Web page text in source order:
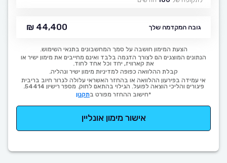
גובה המקדמה שלך 44,400 ₪
הצעת המימון חושבה על סמך המחשבונים בתנאי השימוש.
הנתונים המוצגים הם לצורך הדגמה בלבד ואינם מחייבים את מימון ישיר או
את קארוויז, יחד וכל אחד לחוד.
קבלת ההלוואה כפופה למדיניות מימון ישיר ונהליה.
אי עמידה בפירעון ההלוואה או בהחזר האשראי עלולה לגרור חיוב בריבית
פיגורים והליכי הוצאה לפועל. הגילוי בהתאם לחוק. מספר רישיון 54414.
*חישוב ההחזר מפורט בתקנון
אישור מימון אונליין